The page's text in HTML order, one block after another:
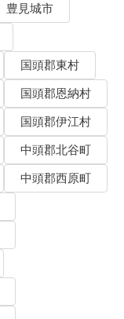
豊見城市
国頭郡東村
国頭郡恩納村
国頭郡伊江村
中頭郡北谷町
中頭郡西原町